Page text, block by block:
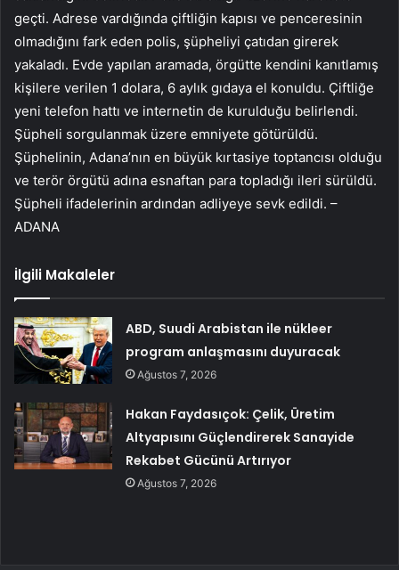
geçti. Adrese vardığında çiftliğin kapısı ve penceresinin
olmadığını fark eden polis, şüpheliyi çatıdan girerek
yakaladı. Evde yapılan aramada, örgütte kendini kanıtlamış
kişilere verilen 1 dolara, 6 aylık gıdaya el konuldu. Çiftliğe
yeni telefon hattı ve internetin de kurulduğu belirlendi.
Şüpheli sorgulanmak üzere emniyete götürüldü.
Şüphelinin, Adana’nın en büyük kırtasiye toptancısı olduğu
ve terör örgütü adına esnaftan para topladığı ileri sürüldü.
Şüpheli ifadelerinin ardından adliyeye sevk edildi. –
ADANA
İlgili Makaleler
ABD, Suudi Arabistan ile nükleer
program anlaşmasını duyuracak
Ağustos 7, 2026
Hakan Faydasıçok: Çelik, Üretim
Altyapısını Güçlendirerek Sanayide
Rekabet Gücünü Artırıyor
Ağustos 7, 2026